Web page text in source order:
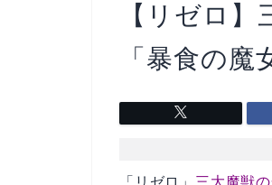
【リゼロ
「暴食の
「リゼロ」 三大魔獣